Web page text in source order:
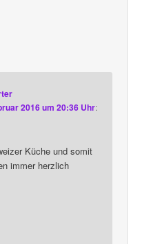
2016 um 20:36 Uhr:
Küche und somit
immer herzlich